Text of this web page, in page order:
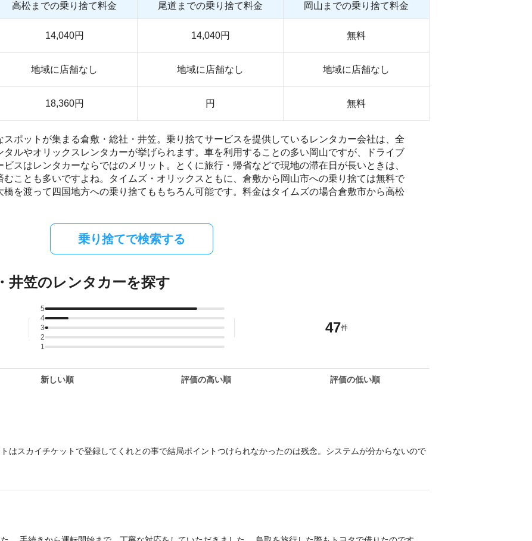
高松までの乗り捨て料金 尾道までの乗り捨て料金 岡山までの乗り捨て料金
14,040円 14,040円 無料
地域に店舗なし 地域に店舗なし 地域に店舗なし
18,360円 円 無料
ポットが集まる倉敷・総社・井笠。乗り捨てサービスを提供しているレンタカー会社は、全
ルやオリックスレンタカーが挙げられます。車を利用することの多い岡山ですが、ドライブ
スはレンタカーならではのメリット。とくに旅行・帰省などで現地の滞在日が長いときは、
ことも多いですよね。タイムズ・オリックスともに、倉敷から岡山市への乗り捨ては無料で
を渡って四国地方への乗り捨てももちろん可能です。料金はタイムズの場合倉敷市から高松
乗り捨てで検索する
井笠のレンタカーを探す
5
4
3
2
1
47件
新しい順 評価の高い順 評価の低い順
はスカイチケットで登録してくれとの事で結局ポイントつけられなかったのは残念。システムが分からないので